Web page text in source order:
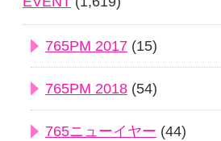
765PM 2017 (15)
765PM 2018 (54)
765ニューイヤー (44)